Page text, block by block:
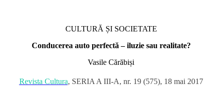
CULTURĂ ȘI SOCIETATE
Conducerea auto perfectă – iluzie sau realitate?
Vasile Cărăbiși
Revista Cultura, SERIA A III-A, nr. 19 (575), 18 mai 2017